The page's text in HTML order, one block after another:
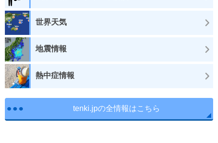
世界天気
地震情報
熱中症情報
tenki.jpの全情報はこちら